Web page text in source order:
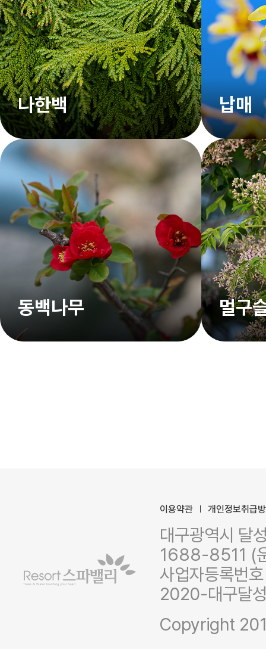
나한백 납매
동백나무 멀구
이용약관 개인정보취급
대구광역시 달
1688-8511 (
사업자등록번
2020-대구달
Copyright